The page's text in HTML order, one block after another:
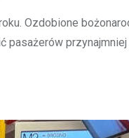
Ozdobione
pasażerów przynajmniej